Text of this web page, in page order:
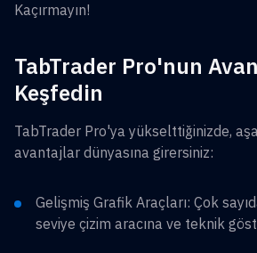
Kaçırmayın!
TabTrader Pro'nun
Keşfedin
TabTrader Pro'ya yükselttiğinizde,
avantajlar dünyasına girersiniz:
Gelişmiş Grafik Araçları: Çok
seviye çizim aracına ve teknik